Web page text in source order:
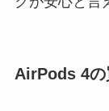
AirPods 4の